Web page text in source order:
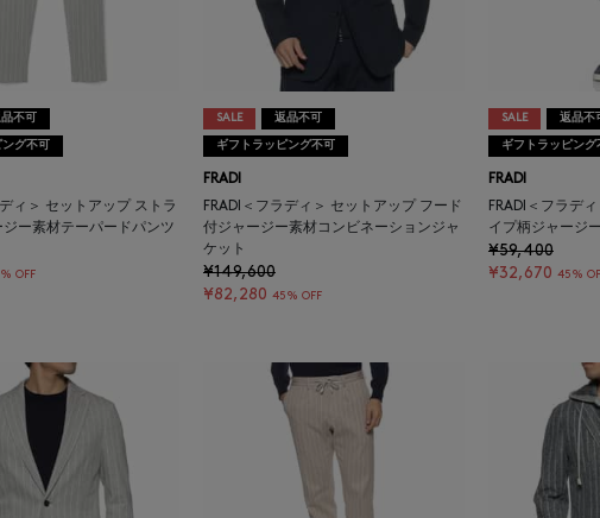
不可
グ不可
ィ＞ セットアップ ストラ
ジー素材テーパードパンツ
OFF
SALE 返品不可
ギフトラッピング不可
FRADI
FRADI＜フラディ＞ セットアップ フード
付ジャージー素材コンビネーションジャ
ケット
¥149,600
¥82,280 45% OFF
SALE 返品不
ギフトラッピング
FRADI
FRADI＜フラデ
イプ柄ジャージ
¥59,400
¥32,670 45%